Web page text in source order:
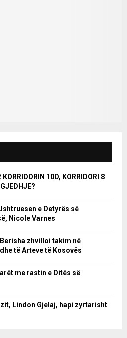
10D, KORRIDORI 8
e Detyrës së
Nicole Varnes
zhvilloi takim në
të Arteve të Kosovës
me rastin e Ditës së
Lindon Gjelaj, hapi zyrtarisht